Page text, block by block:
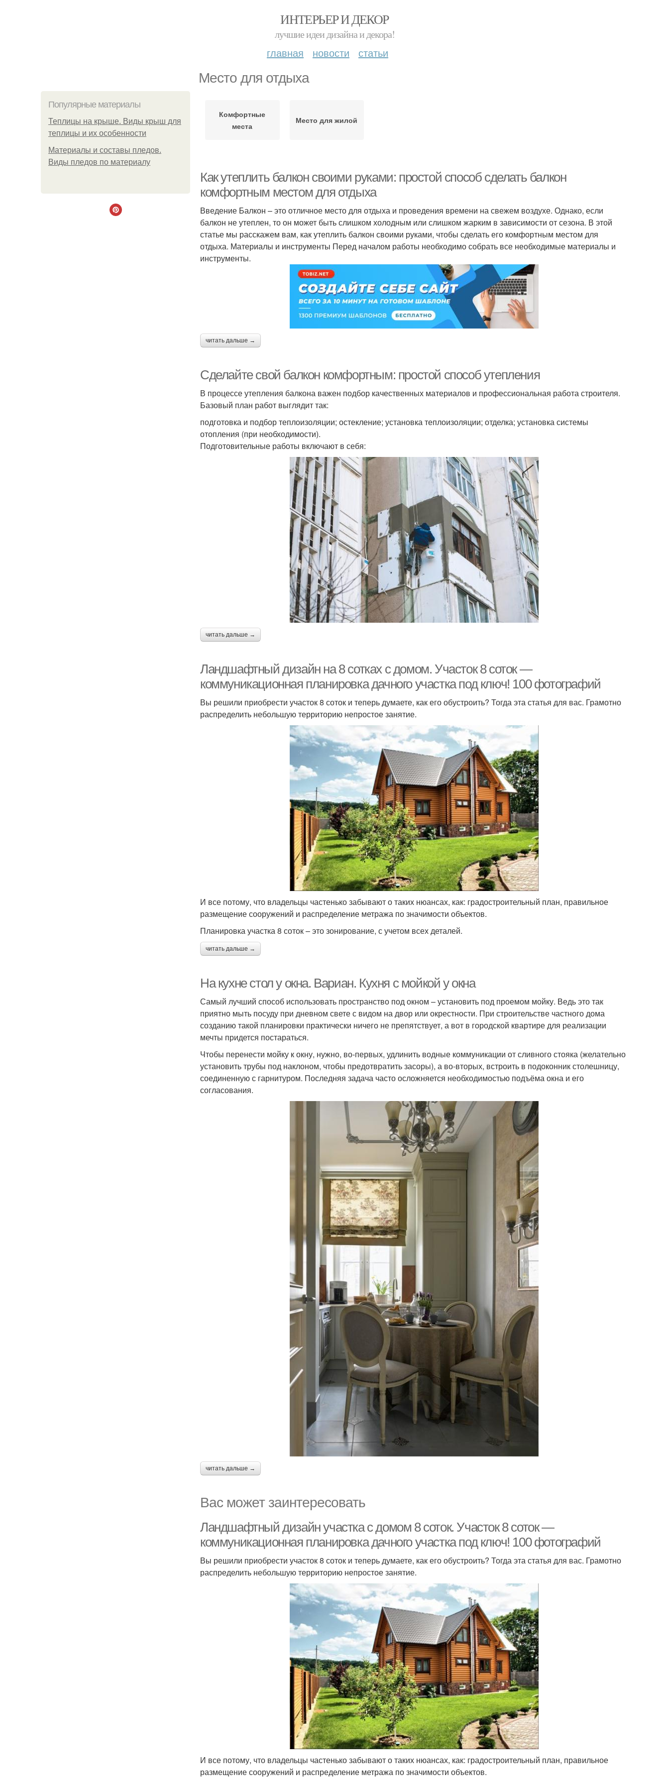
ИНТЕРЬЕР И ДЕКОР
лучшие идеи дизайна и декора!
главная новости статьи
Место для отдыха
Популярные материалы
Теплицы на крыше. Виды крыш для
теплицы и их особенности
Материалы и составы пледов.
Виды пледов по материалу
Комфортные
места
Место для жилой
Как утеплить балкон своими руками: простой способ сделать балкон
комфортным местом для отдыха
Введение Балкон – это отличное место для отдыха и проведения времени на свежем воздухе. Однако, если
балкон не утеплен, то он может быть слишком холодным или слишком жарким в зависимости от сезона. В этой
статье мы расскажем вам, как утеплить балкон своими руками, чтобы сделать его комфортным местом для
отдыха. Материалы и инструменты Перед началом работы необходимо собрать все необходимые материалы и
инструменты.
читать дальше →
Сделайте свой балкон комфортным: простой способ утепления
В процессе утепления балкона важен подбор качественных материалов и профессиональная работа строителя.
Базовый план работ выглядит так:
подготовка и подбор теплоизоляции; остекление; установка теплоизоляции; отделка; установка системы
отопления (при необходимости).
Подготовительные работы включают в себя:
читать дальше →
Ландшафтный дизайн на 8 сотках с домом. Участок 8 соток —
коммуникационная планировка дачного участка под ключ! 100 фотографий
Вы решили приобрести участок 8 соток и теперь думаете, как его обустроить? Тогда эта статья для вас. Грамотно
распределить небольшую территорию непростое занятие.
И все потому, что владельцы частенько забывают о таких нюансах, как: градостроительный план, правильное
размещение сооружений и распределение метража по значимости объектов.
Планировка участка 8 соток – это зонирование, с учетом всех деталей.
читать дальше →
На кухне стол у окна. Вариан. Кухня с мойкой у окна
Самый лучший способ использовать пространство под окном – установить под проемом мойку. Ведь это так
приятно мыть посуду при дневном свете с видом на двор или окрестности. При строительстве частного дома
созданию такой планировки практически ничего не препятствует, а вот в городской квартире для реализации
мечты придется постараться.
Чтобы перенести мойку к окну, нужно, во-первых, удлинить водные коммуникации от сливного стояка (желательно
установить трубы под наклоном, чтобы предотвратить засоры), а во-вторых, встроить в подоконник столешницу,
соединенную с гарнитуром. Последняя задача часто осложняется необходимостью подъёма окна и его
согласования.
читать дальше →
Вас может заинтересовать
Ландшафтный дизайн участка с домом 8 соток. Участок 8 соток —
коммуникационная планировка дачного участка под ключ! 100 фотографий
Вы решили приобрести участок 8 соток и теперь думаете, как его обустроить? Тогда эта статья для вас. Грамотно
распределить небольшую территорию непростое занятие.
И все потому, что владельцы частенько забывают о таких нюансах, как: градостроительный план, правильное
размещение сооружений и распределение метража по значимости объектов.